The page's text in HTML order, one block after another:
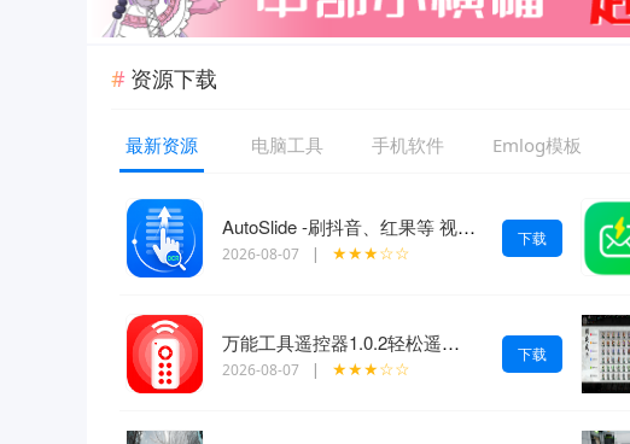
资源下载
最新资源 电脑工具 手机软件 Emlog模板
AutoSlide -刷抖音、红果等 视频自动跳过广告 OCR智能识别 v2.6.0
2026-08-07 | ★★★☆☆
下载
万能工具遥控器1.0.2轻松遥控智能家电
2026-08-07 | ★★★☆☆
下载